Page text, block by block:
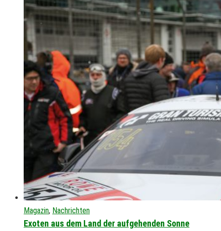
Magazin, Nachrichten
Exoten aus dem Land der aufgehenden Sonne